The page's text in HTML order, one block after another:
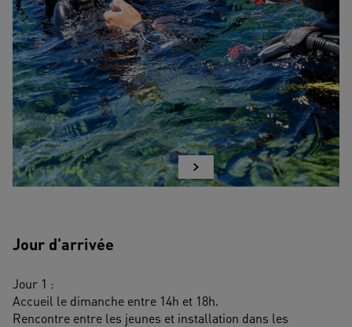
Jour d'arrivée
Jour 1 :
Accueil le dimanche entre 14h et 18h.
Rencontre entre les jeunes et installation dans les